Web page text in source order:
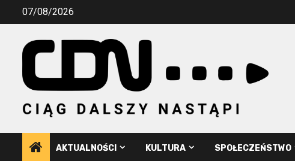
Przejdź07/08/2026
AKTUALNOŚCI KULTURA SPOŁECZEŃSTWO